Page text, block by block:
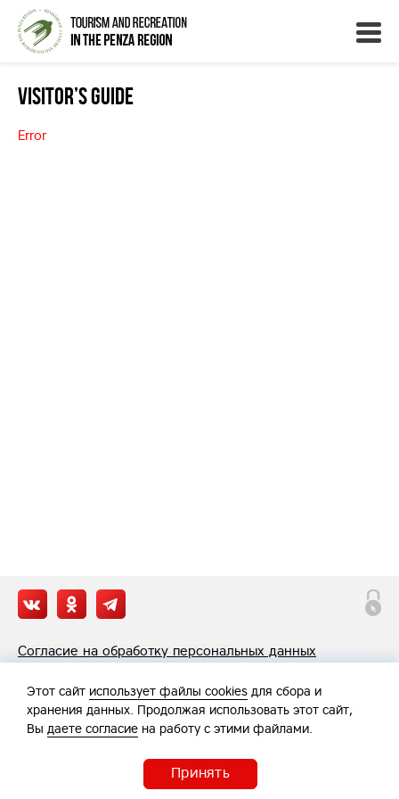
Visitor’s Guide
Error
Согласие на обработку персональных данных
Этот сайт использует файлы cookies для сбора и
хранения данных. Продолжая использовать этот сайт,
Вы даете согласие на работу с этими файлами.
Принять